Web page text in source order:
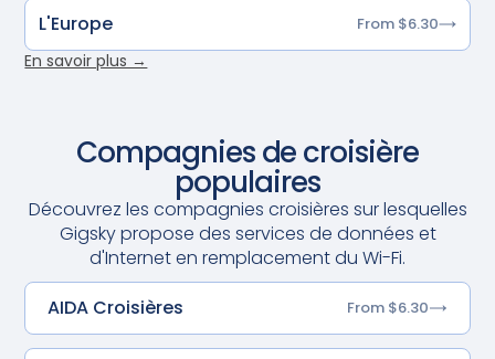
L'Europe From $6.30
En savoir plus →
Compagnies de croisière
populaires
Découvrez les compagnies croisières sur lesquelles
Gigsky propose des services de données et
d'Internet en remplacement du Wi-Fi.
AIDA Croisières
From $6.30